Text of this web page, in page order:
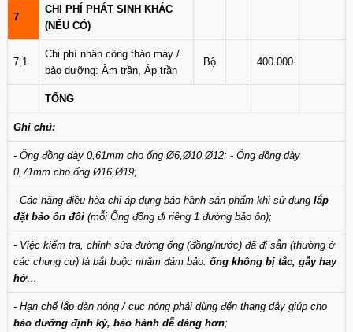
7
CHI PHÍ PHÁT SINH KHÁC
(NẾU CÓ)
7,1
Chi phí nhân công tháo máy /
bảo dưỡng: Âm trần, Áp trần
Bộ 400.000
TỔNG
Ghi chú:
- Ống đồng dày 0,61mm cho ống Ø6,Ø10,Ø12; - Ống đồng dày
0,71mm cho ống Ø16,Ø19;
- Các hãng điều hòa chỉ áp dụng bảo hành sản phẩm khi sử dụng lắp
đặt bảo ôn đôi (mỗi Ống đồng đi riêng 1 đường bảo ôn);
- Việc kiểm tra, chỉnh sửa đường ống (đồng/nước) đã đi sẵn (thường ở
các chung cư) là bắt buộc nhằm đảm bảo: ống không bị tắc, gẫy hay
hở…
- Hạn chế lắp dàn nóng / cục nóng phải dùng đến thang dây giúp cho
bảo dưỡng định kỳ, bảo hành dễ dàng hơn;